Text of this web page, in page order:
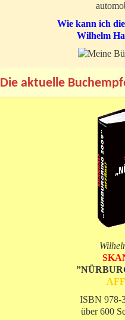
Wie kann ich
Wilhelm
Die aktuelle
ISBN 978-
über 600